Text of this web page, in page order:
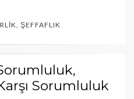
ŞEFFAFLIK
Sorumluluk